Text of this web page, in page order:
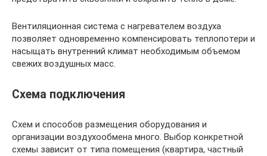
Вентиляционная система с нагревателем воздуха
позволяет одновременно компенсировать теплопотери и
насыщать внутренний климат необходимым объемом
свежих воздушных масс.
Схема подключения
Схем и способов размещения оборудования и
организации воздухообмена много. Выбор конкретной
схемы зависит от типа помещения (квартира, частный